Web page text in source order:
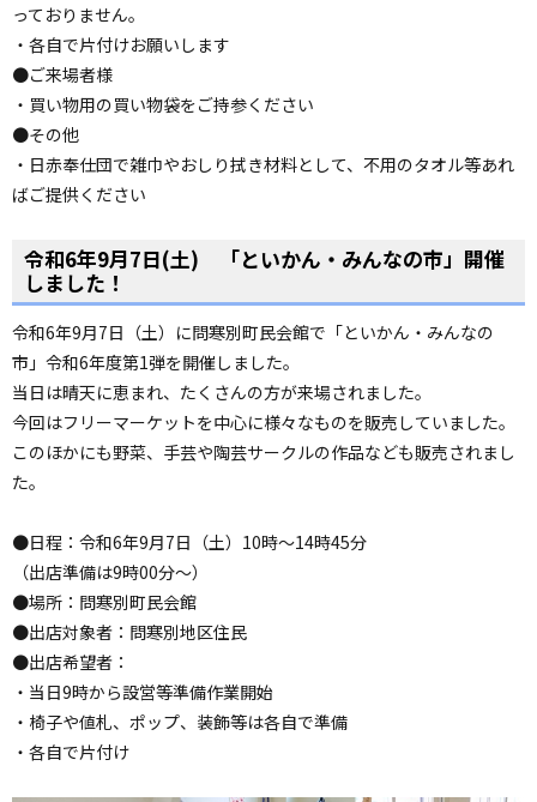
っておりません。
・各自で片付けお願いします
●ご来場者様
・買い物用の買い物袋をご持参ください
●その他
・日赤奉仕団で雑巾やおしり拭き材料として、不用のタオル等あれ
ばご提供ください
令和6年9月7日(土) 「といかん・みんなの市」開催
しました！
令和6年9月7日（土）に問寒別町民会館で「といかん・みんなの
市」令和6年度第1弾を開催しました。
当日は晴天に恵まれ、たくさんの方が来場されました。
今回はフリーマーケットを中心に様々なものを販売していました。
このほかにも野菜、手芸や陶芸サークルの作品なども販売されまし
た。
●日程：令和6年9月7日（土）10時～14時45分
（出店準備は9時00分～）
●場所：問寒別町民会館
●出店対象者：問寒別地区住民
●出店希望者：
・当日9時から設営等準備作業開始
・椅子や値札、ポップ、装飾等は各自で準備
・各自で片付け